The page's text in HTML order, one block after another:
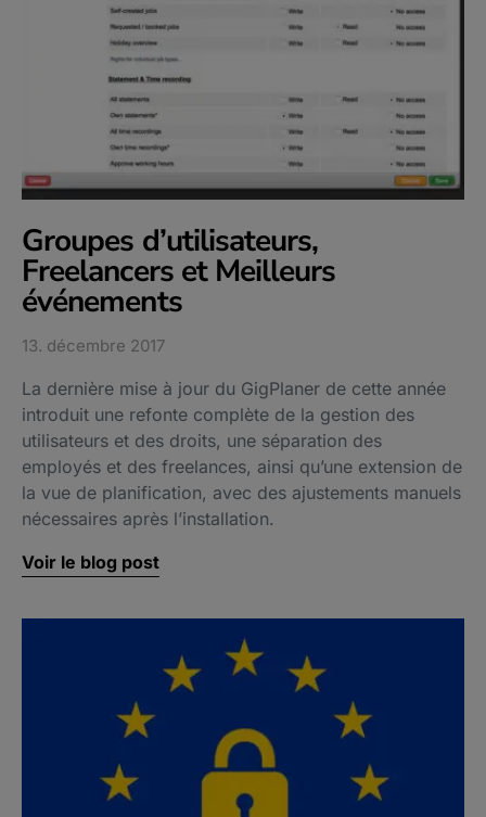
Groupes d’utilisateurs,
Freelancers et Meilleurs
événements
13. décembre 2017
La dernière mise à jour du GigPlaner de cette année
introduit une refonte complète de la gestion des
utilisateurs et des droits, une séparation des
employés et des freelances, ainsi qu’une extension de
la vue de planification, avec des ajustements manuels
nécessaires après l’installation.
Voir le blog post